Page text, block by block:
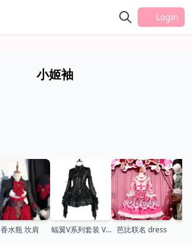
Login
小姬袖
香水瓶 坎肩
蝠翼V系列套装 V4
芭比联名 dress